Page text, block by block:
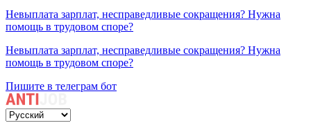
Невыплата зарплат, несправедливые сокращения? Нужна
помощь в трудовом споре?
Невыплата зарплат, несправедливые сокращения? Нужна
помощь в трудовом споре?
Пишите в телеграм бот